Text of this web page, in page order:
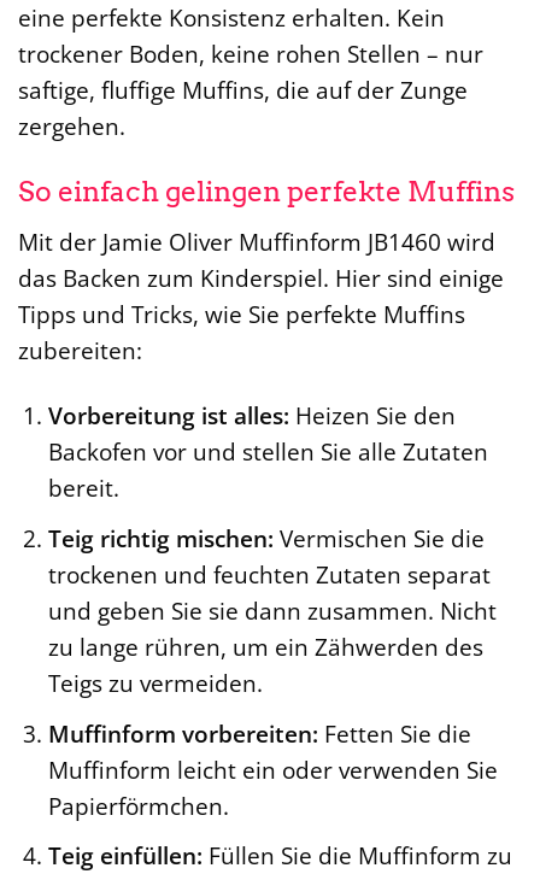
eine perfekte Konsistenz erhalten. Kein
trockener Boden, keine rohen Stellen – nur
saftige, fluffige Muffins, die auf der Zunge
zergehen.
So einfach gelingen perfekte Muffins
Mit der Jamie Oliver Muffinform JB1460 wird
das Backen zum Kinderspiel. Hier sind einige
Tipps und Tricks, wie Sie perfekte Muffins
zubereiten:
Vorbereitung ist alles: Heizen Sie den
Backofen vor und stellen Sie alle Zutaten
bereit.
Teig richtig mischen: Vermischen Sie die
trockenen und feuchten Zutaten separat
und geben Sie sie dann zusammen. Nicht
zu lange rühren, um ein Zähwerden des
Teigs zu vermeiden.
Muffinform vorbereiten: Fetten Sie die
Muffinform leicht ein oder verwenden Sie
Papierförmchen.
Teig einfüllen: Füllen Sie die Muffinform zu